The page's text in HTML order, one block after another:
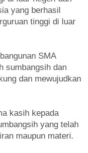
yang berhasil
tinggi di luar
SMA
sumbangsih dan
dan mewujudkan
kasih kepada
yang telah
maupun materi.